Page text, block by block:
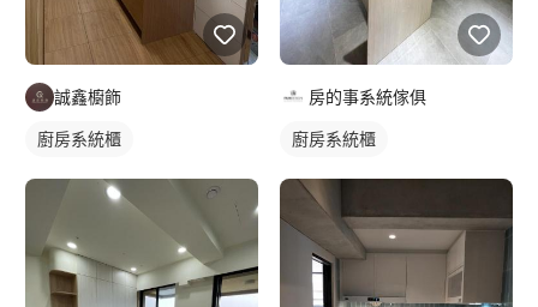
誠鑫櫥飾
廚房系統櫃
房的事系統傢俱
廚房系統櫃